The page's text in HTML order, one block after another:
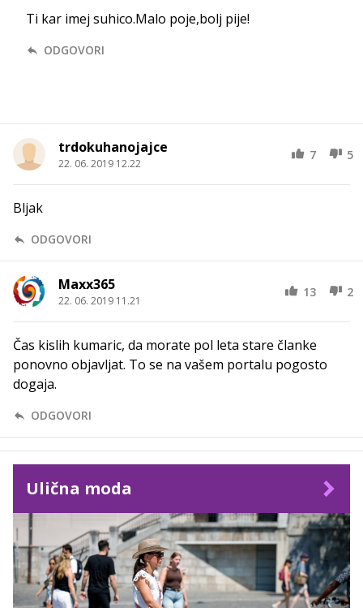
Ti kar imej suhico.Malo poje,bolj pije!
ODGOVORI
trdokuhanojajce
22. 06. 2019 12.22
7 5
Bljak
ODGOVORI
Maxx365
22. 06. 2019 11.21
13 2
Čas kislih kumaric, da morate pol leta stare članke
ponovno objavljat. To se na vašem portalu pogosto
dogaja.
ODGOVORI
Ulična moda